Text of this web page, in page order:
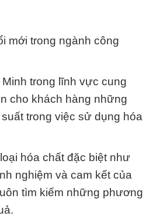
mới trong ngành công
trong lĩnh vực cung
cho khách hàng những
trong việc sử dụng hóa
hóa chất đặc biệt như
nghiệm và cam kết của
tìm kiếm những phương